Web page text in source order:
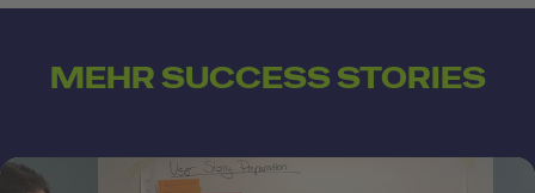
MEHR SUCCESS STORIES